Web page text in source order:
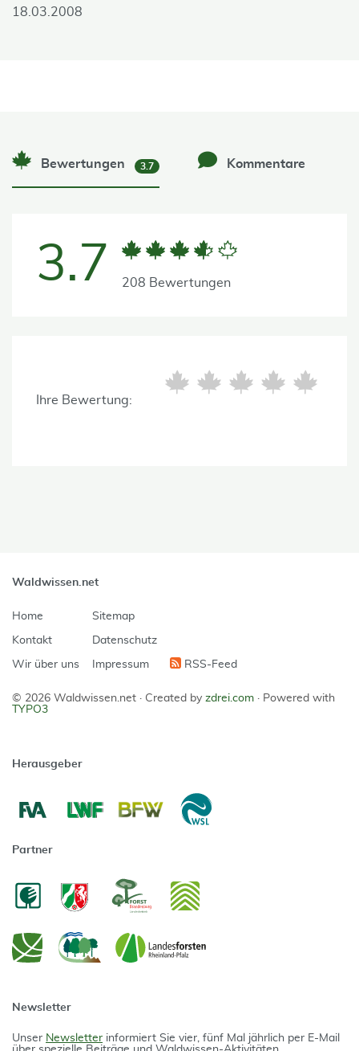
18.03.2008
Bewertungen 3.7 Kommentare
3.7 208 Bewertungen
Ihre Bewertung:
Waldwissen.net
Home
Kontakt
Wir über uns
Sitemap
Datenschutz
Impressum RSS-Feed
© 2026 Waldwissen.net · Created by zdrei.com · Powered with
TYPO3
Herausgeber
Partner
Newsletter
Unser Newsletter informiert Sie vier, fünf Mal jährlich per E-Mail